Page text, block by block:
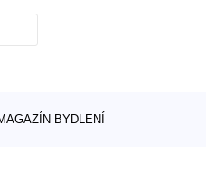
BYDLENÍ